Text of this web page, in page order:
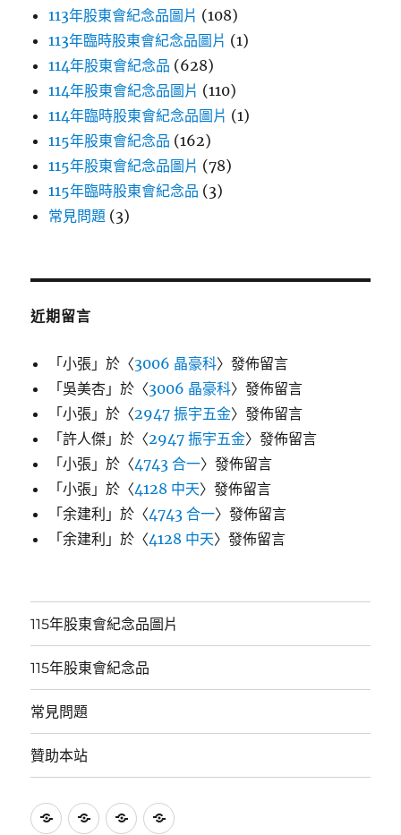
113年股東會紀念品圖片 (108)
113年臨時股東會紀念品圖片 (1)
114年股東會紀念品 (628)
114年股東會紀念品圖片 (110)
114年臨時股東會紀念品圖片 (1)
115年股東會紀念品 (162)
115年股東會紀念品圖片 (78)
115年臨時股東會紀念品 (3)
常見問題 (3)
近期留言
「小張 」於〈3006 晶豪科〉發佈留言
「吳美杏 」於〈3006 晶豪科〉發佈留言
「小張 」於〈2947 振宇五金〉發佈留言
「許人傑 」於〈2947 振宇五金〉發佈留言
「小張 」於〈4743 合一〉發佈留言
「小張 」於〈4128 中天〉發佈留言
「余建利 」於〈4743 合一〉發佈留言
「余建利 」於〈4128 中天〉發佈留言
115年股東會紀念品圖片
115年股東會紀念品
常見問題
贊助本站
115
115
常
贊